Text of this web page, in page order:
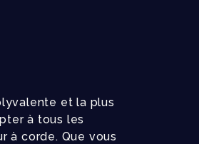
et la plus
à tous les
à corde. Que vous